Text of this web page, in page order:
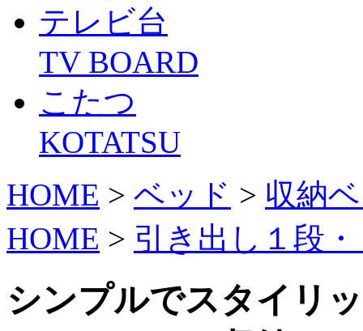
テレビ台
TV BOARD
こたつ
KOTATSU
HOME > ベッド > 収納
HOME > 引き出し１段
シンプルでスタイリ